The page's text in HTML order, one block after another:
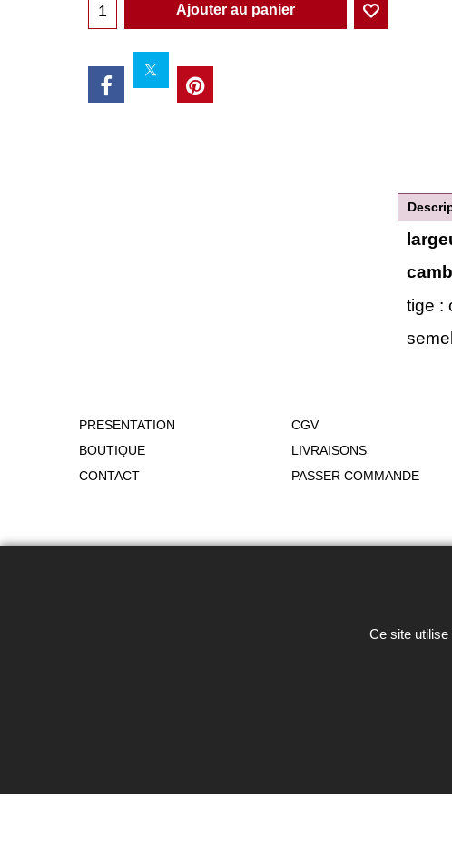
Ajouter au panier
tige :
PRESENTATION
BOUTIQUE
CONTACT
CGV
LIVRAISONS
PASSER COMMANDE
Ce site